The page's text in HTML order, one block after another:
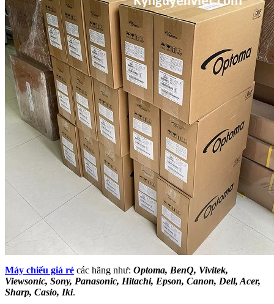
Máy chiếu giá rẻ các hãng như: Optoma, BenQ, Vivitek,
Viewsonic, Sony, Panasonic, Hitachi, Epson, Canon, Dell, Acer,
Sharp, Casio, Iki.